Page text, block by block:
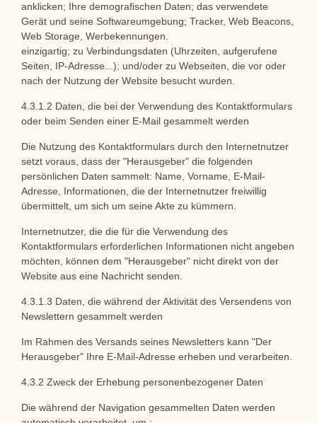
anklicken; Ihre demografischen Daten; das verwendete
Gerät und seine Softwareumgebung; Tracker, Web Beacons,
Web Storage, Werbekennungen.
einzigartig; zu Verbindungsdaten (Uhrzeiten, aufgerufene
Seiten, IP-Adresse...); und/oder zu Webseiten, die vor oder
nach der Nutzung der Website besucht wurden.
4.3.1.2 Daten, die bei der Verwendung des Kontaktformulars
oder beim Senden einer E-Mail gesammelt werden
Die Nutzung des Kontaktformulars durch den Internetnutzer
setzt voraus, dass der "Herausgeber" die folgenden
persönlichen Daten sammelt: Name, Vorname, E-Mail-
Adresse, Informationen, die der Internetnutzer freiwillig
übermittelt, um sich um seine Akte zu kümmern.
Internetnutzer, die die für die Verwendung des
Kontaktformulars erforderlichen Informationen nicht angeben
möchten, können dem "Herausgeber" nicht direkt von der
Website aus eine Nachricht senden.
4.3.1.3 Daten, die während der Aktivität des Versendens von
Newslettern gesammelt werden
Im Rahmen des Versands seines Newsletters kann "Der
Herausgeber" Ihre E-Mail-Adresse erheben und verarbeiten.
4.3.2 Zweck der Erhebung personenbezogener Daten
Die während der Navigation gesammelten Daten werden